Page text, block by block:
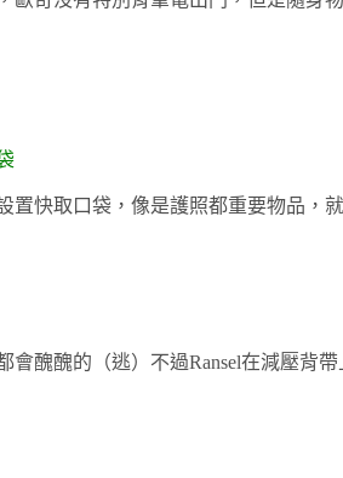
置快取口袋，像是護照都重要物品，
會醜醜的（逃）不過Ransel在減壓背